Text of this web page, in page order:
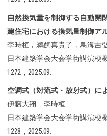
自然換気量を制御する自動開
建住宅における換気量制御ア
李時桓，鵜飼真貴子，鳥海吉
日本建築学会大会学術講演梗
1272，2025.09.
空調式（対流式・放射式）に
伊藤大翔，李時桓
日本建築学会大会学術講演梗
1228，2025.09.